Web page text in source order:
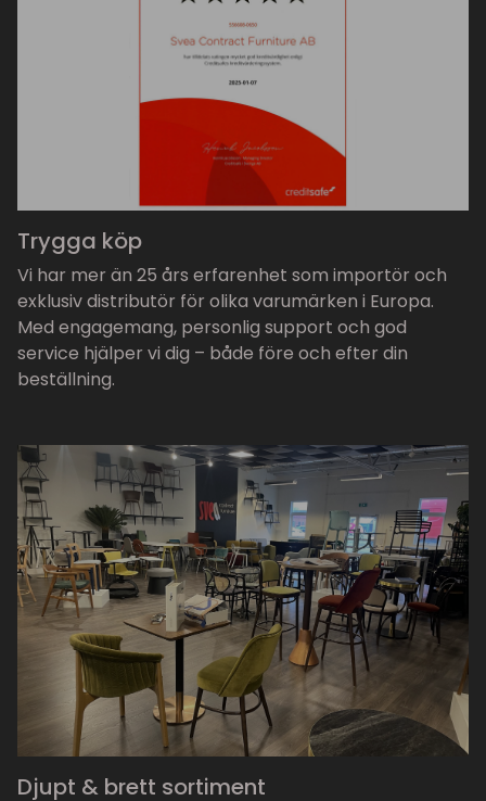
Trygga köp
Vi har mer än 25 års erfarenhet som importör och
exklusiv distributör för olika varumärken i Europa.
Med engagemang, personlig support och god
service hjälper vi dig – både före och efter din
beställning.
Djupt & brett sortiment